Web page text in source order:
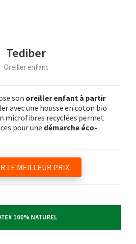
Tediber
Oreiller enfant
son oreiller enfant à partir
avec une housse en coton bio
microfibres recyclées permet
pour une démarche éco-
LE MEILLEUR PRIX
100% NATUREL